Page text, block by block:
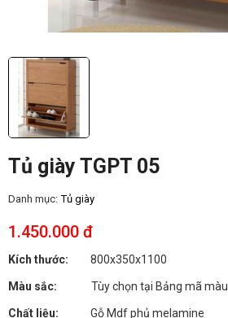
Tủ giày TGPT 05
Danh mục: Tủ giày
1.450.000 đ
Kích thước: 800x350x1100
Màu sắc: Tùy chọn tại Bảng mã màu
Chất liệu: Gỗ Mdf phủ melamine